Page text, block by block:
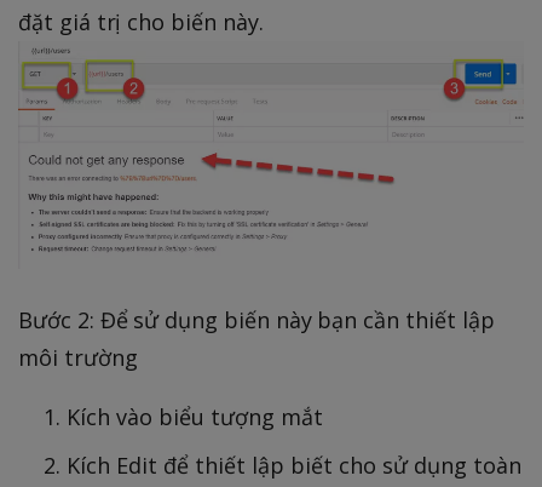
đặt giá trị cho biến này.
Bước 2: Để sử dụng biến này bạn cần thiết lập
môi trường
Kích vào biểu tượng mắt
Kích Edit để thiết lập biết cho sử dụng toàn